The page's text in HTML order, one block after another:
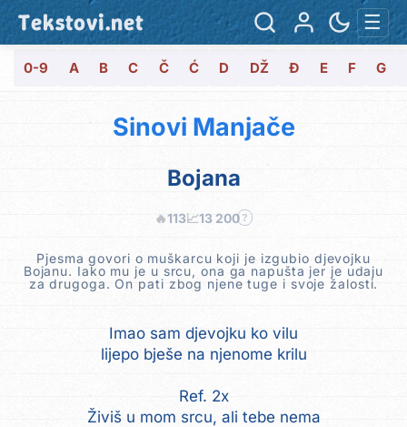
Tekstovi.net ☰
0-9 A B C Č Ć D DŽ Đ E F G
Sinovi Manjače
Bojana
🔥113📈13 200 ?
Pjesma govori o muškarcu koji je izgubio djevojku
Bojanu. Iako mu je u srcu, ona ga napušta jer je udaju
za drugoga. On pati zbog njene tuge i svoje žalosti.
Imao sam djevojku ko vilu
lijepo bješe na njenome krilu
Ref. 2x
Živiš u mom srcu, ali tebe nema